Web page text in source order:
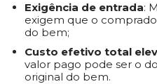
Exigência de entrada:
exigem que o
do bem;
Custo efetivo total
valor pago pode ser o
original do bem.